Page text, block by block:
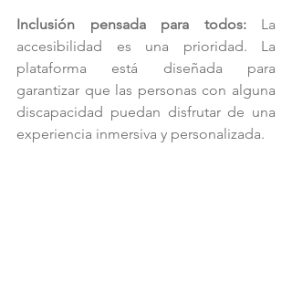
Inclusión pensada para todos: La
accesibilidad es una prioridad. La
plataforma está diseñada para
garantizar que las personas con alguna
discapacidad puedan disfrutar de una
experiencia inmersiva y personalizada.